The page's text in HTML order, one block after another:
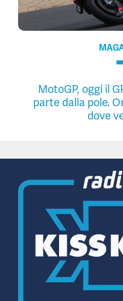
MotoGP, oggi il
parte dalla pole.
dove